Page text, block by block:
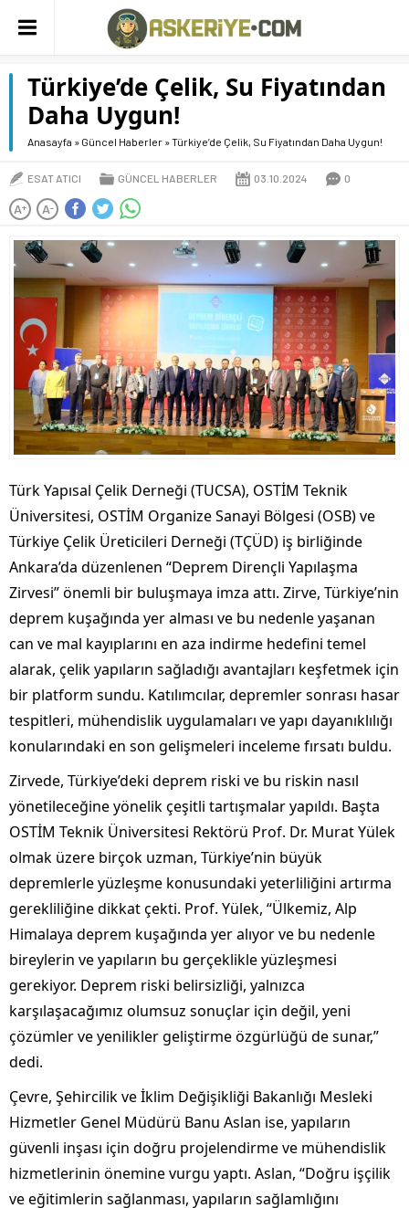
Türkiye’de Çelik, Su Fiyatından
Daha Uygun!
Anasayfa » Güncel Haberler »Türkiye’de Çelik, Su Fiyatından Daha Uygun!
ESAT ATICI GÜNCEL HABERLER 03.10.2024 0
A+ A-
Türk Yapısal Çelik Derneği (TUCSA), OSTİM Teknik
Üniversitesi, OSTİM Organize Sanayi Bölgesi (OSB) ve
Türkiye Çelik Üreticileri Derneği (TÇÜD) iş birliğinde
Ankara’da düzenlenen “Deprem Dirençli Yapılaşma
Zirvesi” önemli bir buluşmaya imza attı. Zirve, Türkiye’nin
deprem kuşağında yer alması ve bu nedenle yaşanan
can ve mal kayıplarını en aza indirme hedefini temel
alarak, çelik yapıların sağladığı avantajları keşfetmek için
bir platform sundu. Katılımcılar, depremler sonrası hasar
tespitleri, mühendislik uygulamaları ve yapı dayanıklılığı
konularındaki en son gelişmeleri inceleme fırsatı buldu.
Zirvede, Türkiye’deki deprem riski ve bu riskin nasıl
yönetileceğine yönelik çeşitli tartışmalar yapıldı. Başta
OSTİM Teknik Üniversitesi Rektörü Prof. Dr. Murat Yülek
olmak üzere birçok uzman, Türkiye’nin büyük
depremlerle yüzleşme konusundaki yeterliliğini artırma
gerekliliğine dikkat çekti. Prof. Yülek, “Ülkemiz, Alp
Himalaya deprem kuşağında yer alıyor ve bu nedenle
bireylerin ve yapıların bu gerçeklikle yüzleşmesi
gerekiyor. Deprem riski belirsizliği, yalnızca
karşılaşacağımız olumsuz sonuçlar için değil, yeni
çözümler ve yenilikler geliştirme özgürlüğü de sunar,”
dedi.
Çevre, Şehircilik ve İklim Değişikliği Bakanlığı Mesleki
Hizmetler Genel Müdürü Banu Aslan ise, yapıların
güvenli inşası için doğru projelendirme ve mühendislik
hizmetlerinin önemine vurgu yaptı. Aslan, “Doğru işçilik
ve eğitimlerin sağlanması, yapıların sağlamlığını